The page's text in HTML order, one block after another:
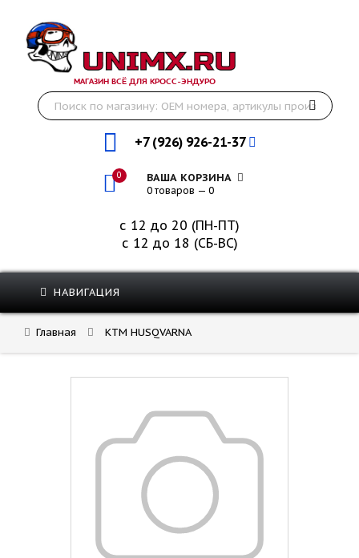
МАГАЗИН ВСЁ ДЛЯ КРОСС-ЭНДУРО
+7 (926) 926-21-37
0 ВАША КОРЗИНА
0 товаров — 0
с 12 до 20 (ПН-ПТ)
с 12 до 18 (СБ-ВС)
НАВИГАЦИЯ
Главная KTM HUSQVARNA